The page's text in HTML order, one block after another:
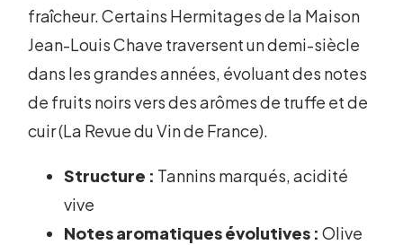
fraîcheur. Certains Hermitages de la Maison
Jean-Louis Chave traversent un demi-siècle
dans les grandes années, évoluant des notes
de fruits noirs vers des arômes de truffe et de
cuir (La Revue du Vin de France).
Structure : Tannins marqués, acidité
vive
Notes aromatiques évolutives : Olive